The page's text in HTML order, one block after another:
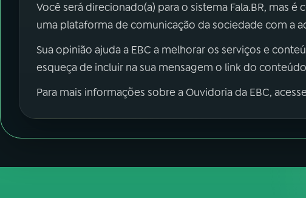
Você será direcionado(a) para o sistema Fala.BR, mas é
uma plataforma de comunicação da sociedade com a
Sua opinião ajuda a EBC a melhorar os serviços e
esqueça de incluir na sua mensagem o link do
Para mais informações sobre a Ouvidoria da EBC,